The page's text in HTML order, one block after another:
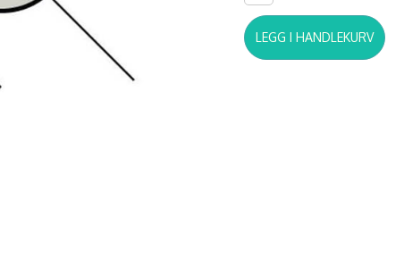
LEGG I HANDLEKURV